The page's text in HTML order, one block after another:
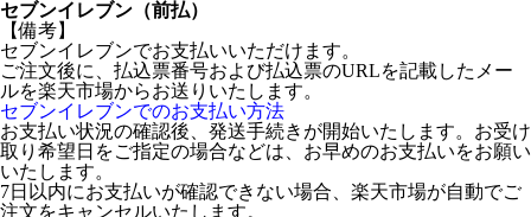
セブンイレブン（前払）
【備考】
セブンイレブンでお支払いいただけます。
ご注文後に、払込票番号および払込票のURLを記載したメー
ルを楽天市場からお送りいたします。
セブンイレブンでのお支払い方法
お支払い状況の確認後、発送手続きが開始いたします。お受け
取り希望日をご指定の場合などは、お早めのお支払いをお願い
いたします。
7日以内にお支払いが確認できない場合、楽天市場が自動でご
注文をキャンセルいたします。